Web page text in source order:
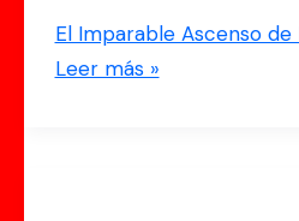
El Imparable Ascenso de
Leer más »